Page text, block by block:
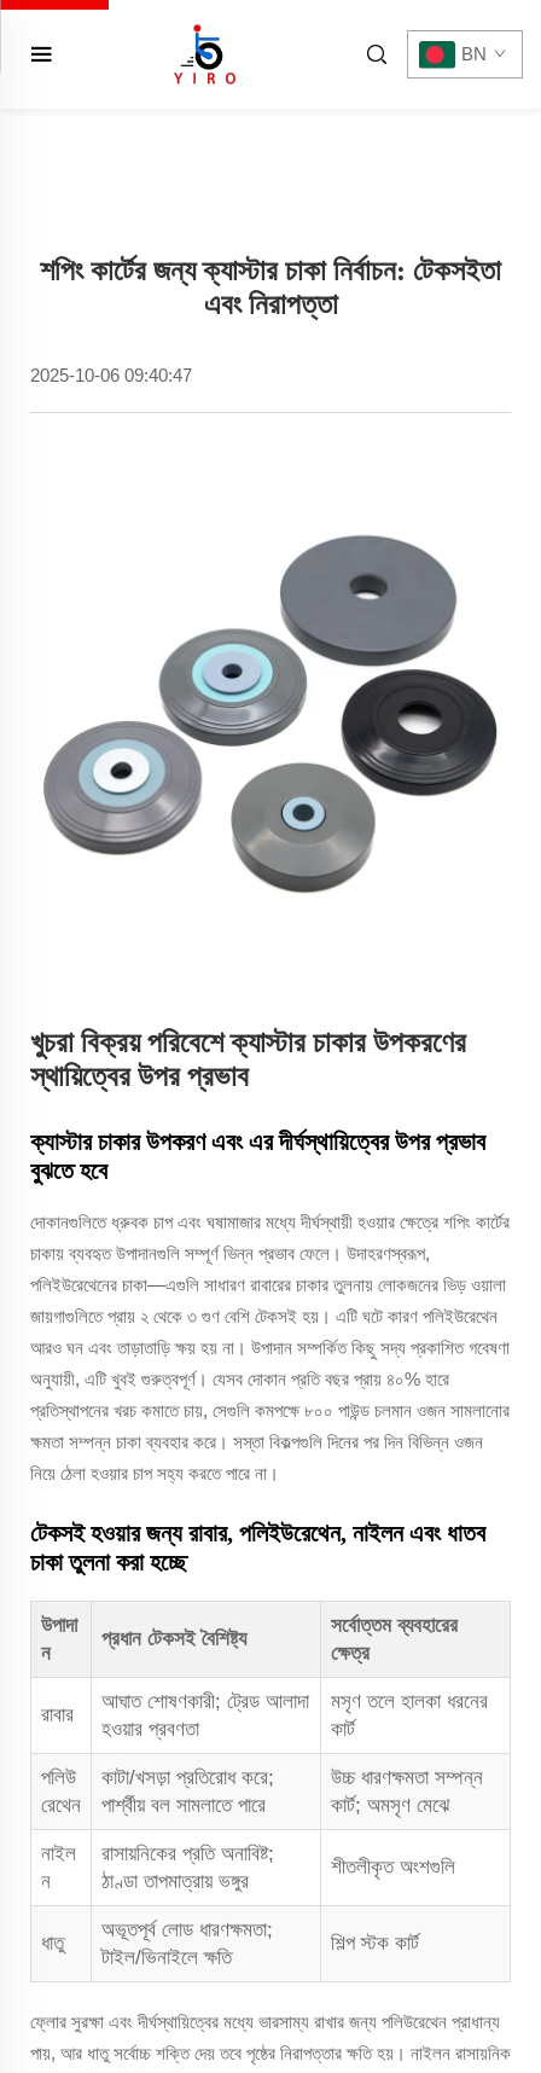
BN
শপিং কার্টের জন্য ক্যাস্টার চাকা নির্বাচন: টেকসইতা
এবং নিরাপত্তা
2025-10-06 09:40:47
খুচরা বিক্রয় পরিবেশে ক্যাস্টার চাকার উপকরণের
স্থায়িত্বের উপর প্রভাব
ক্যাস্টার চাকার উপকরণ এবং এর দীর্ঘস্থায়িত্বের উপর প্রভাব
বুঝতে হবে
দোকানগুলিতে ধ্রুবক চাপ এবং ঘষামাজার মধ্যে দীর্ঘস্থায়ী হওয়ার ক্ষেত্রে শপিং কার্টের
চাকায় ব্যবহৃত উপাদানগুলি সম্পূর্ণ ভিন্ন প্রভাব ফেলে। উদাহরণস্বরূপ,
পলিইউরেথেনের চাকা—এগুলি সাধারণ রাবারের চাকার তুলনায় লোকজনের ভিড় ওয়ালা
জায়গাগুলিতে প্রায় ২ থেকে ৩ গুণ বেশি টেকসই হয়। এটি ঘটে কারণ পলিইউরেথেন
আরও ঘন এবং তাড়াতাড়ি ক্ষয় হয় না। উপাদান সম্পর্কিত কিছু সদ্য প্রকাশিত গবেষণা
অনুযায়ী, এটি খুবই গুরুত্বপূর্ণ। যেসব দোকান প্রতি বছর প্রায় ৪০% হারে
প্রতিস্থাপনের খরচ কমাতে চায়, সেগুলি কমপক্ষে ৮০০ পাউন্ড চলমান ওজন সামলানোর
ক্ষমতা সম্পন্ন চাকা ব্যবহার করে। সস্তা বিকল্পগুলি দিনের পর দিন বিভিন্ন ওজন
নিয়ে ঠেলা হওয়ার চাপ সহ্য করতে পারে না।
টেকসই হওয়ার জন্য রাবার, পলিইউরেথেন, নাইলন এবং ধাতব
চাকা তুলনা করা হচ্ছে
উপাদা
ন
প্রধান টেকসই বৈশিষ্ট্য
সর্বোত্তম ব্যবহারের
ক্ষেত্র
রাবার
আঘাত শোষণকারী; ট্রেড আলাদা
হওয়ার প্রবণতা
মসৃণ তলে হালকা ধরনের
কার্ট
পলিউ
রেথেন
কাটা/খসড়া প্রতিরোধ করে;
পার্শ্বীয় বল সামলাতে পারে
উচ্চ ধারণক্ষমতা সম্পন্ন
কার্ট; অমসৃণ মেঝে
নাইল
ন
রাসায়নিকের প্রতি অনাবিষ্ট;
ঠাণ্ডা তাপমাত্রায় ভঙ্গুর
শীতলীকৃত অংশগুলি
ধাতু
অভূতপূর্ব লোড ধারণক্ষমতা;
টাইল/ভিনাইলে ক্ষতি
শিল্প স্টক কার্ট
ফ্লোর সুরক্ষা এবং দীর্ঘস্থায়িত্বের মধ্যে ভারসাম্য রাখার জন্য পলিউরেথেন প্রাধান্য
পায়, আর ধাতু সর্বোচ্চ শক্তি দেয় তবে পৃষ্ঠের নিরাপত্তার ক্ষতি হয়। নাইলন রাসায়নিক